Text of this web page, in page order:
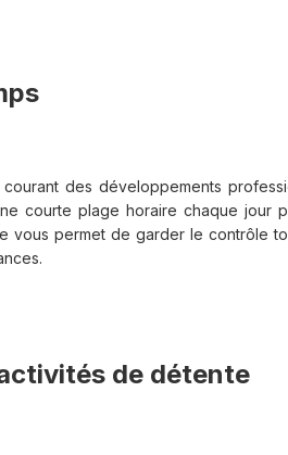
des développements
courte plage horaire chaque jour
vous permet de garder le contrôle
de détente